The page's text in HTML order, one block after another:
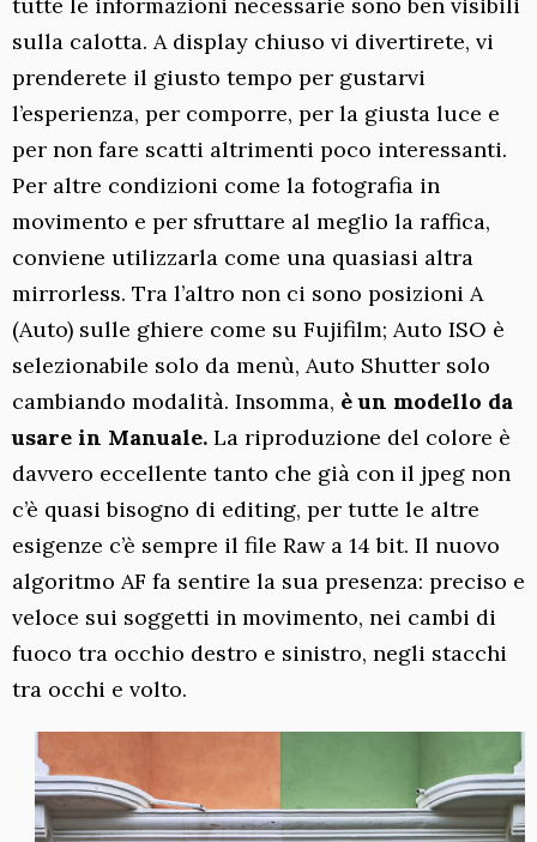
sulla calotta. A display chiuso vi divertirete, vi
prenderete il giusto tempo per gustarvi
l’esperienza, per comporre, per la giusta luce e
per non fare scatti altrimenti poco interessanti.
Per altre condizioni come la fotografia in
movimento e per sfruttare al meglio la raffica,
conviene utilizzarla come una quasiasi altra
mirrorless. Tra l’altro non ci sono posizioni A
(Auto) sulle ghiere come su Fujifilm; Auto ISO è
selezionabile solo da menù, Auto Shutter solo
cambiando modalità. Insomma, è un modello da
usare in Manuale. La riproduzione del colore è
davvero eccellente tanto che già con il jpeg non
c’è quasi bisogno di editing, per tutte le altre
esigenze c’è sempre il file Raw a 14 bit. Il nuovo
algoritmo AF fa sentire la sua presenza: preciso e
veloce sui soggetti in movimento, nei cambi di
fuoco tra occhio destro e sinistro, negli stacchi
tra occhi e volto.